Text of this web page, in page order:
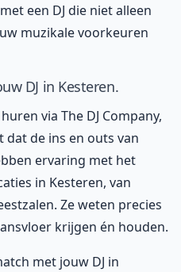
een DJ die niet alleen
muzikale voorkeuren
DJ in Kesteren.
via The DJ Company,
de ins en outs van
ervaring met het
in Kesteren, van
Ze weten precies
krijgen én houden.
met jouw DJ in